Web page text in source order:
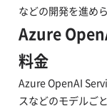
などの開発を進め
Azure
料金
Azure OpenAI
スなどのモデルご